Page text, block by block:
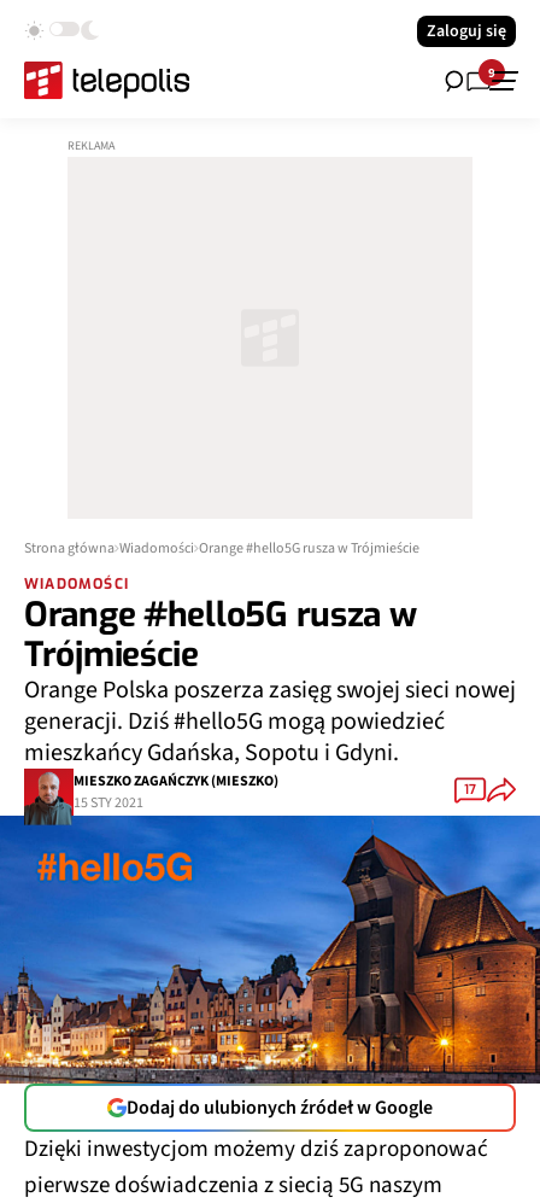
Zaloguj się
9
Strona główna Wiadomości Orange #hello5G rusza w Trójmieście
WIADOMOŚCI
Orange #hello5G rusza w
Trójmieście
Orange Polska poszerza zasięg swojej sieci nowej
generacji. Dziś #hello5G mogą powiedzieć
mieszkańcy Gdańska, Sopotu i Gdyni.
MIESZKO ZAGAŃCZYK (MIESZKO)
15 STY 2021
17
Dodaj do ulubionych źródeł w Google
Dzięki inwestycjom możemy dziś zaproponować
pierwsze doświadczenia z siecią 5G naszym